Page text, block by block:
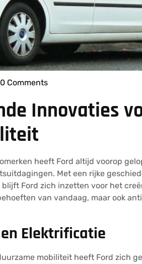
0 Comments
Innovaties
heeft Ford altijd voorop
Met een rijke
Ford zich inzetten voor het
van vandaag, maar ook
Elektrificatie
mobiliteit heeft Ford zich